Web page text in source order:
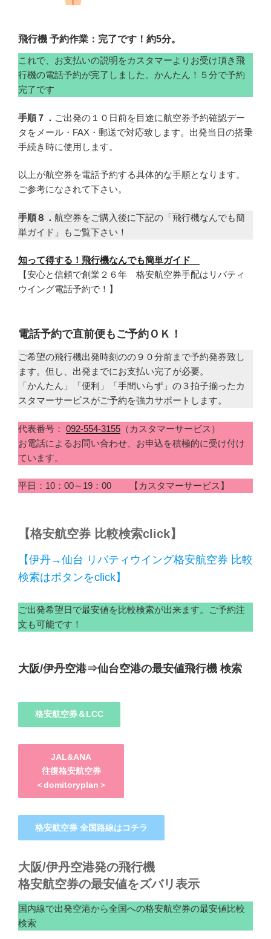
飛行機 予約作業：完了です！約5分。
これで、お支払いの説明をカスタマーよりお受け頂き飛
行機の電話予約が完了しました。かんたん！５分で予約
完了です
手順７． ご出発の１０日前を目途に航空券予約確認デー
タをメール・FAX・郵送で対応致します。出発当日の搭乗
手続き時に使用します。
以上が航空券を電話予約する具体的な手順となります。
ご参考になされて下さい。
手順８． 航空券をご購入後に下記の「飛行機なんでも簡
単ガイド」もご覧下さい！
知って得する！飛行機なんでも簡単ガイド
【安心と信頼で創業２６年 格安航空券手配はリバティ
ウイング電話予約で！】
電話予約で直前便もご予約ＯＫ！
ご希望の飛行機出発時刻のの９０分前まで予約発券致し
ます。但し、出発までにお支払い完了が必要。
「かんたん」「便利」「手間いらず」の３拍子揃ったカ
スタマーサービスがご予約を強力サポートします。
代表番号： 092-554-3155 （カスタマーサービス）
お電話によるお問い合わせ、お申込を積極的に受け付け
ています。
平日：10：00～19：00 【カスタマーサービス】
【格安航空券 比較検索click】
【伊丹→仙台 リバティウイング格安航空券 比較
検索はボタンをclick】
ご出発希望日で最安値を比較検索が出来ます。ご予約注
文も可能です！
大阪/伊丹空港⇒仙台空港の最安値飛行機 検索
格安航空券＆LCC
JAL&ANA
往復格安航空券
＜domitoryplan＞
格安航空券 全国路線はコチラ
大阪/伊丹空港発の飛行機
格安航空券の最安値をズバリ表示
国内線で出発空港から全国への格安航空券の最安値比較
検索